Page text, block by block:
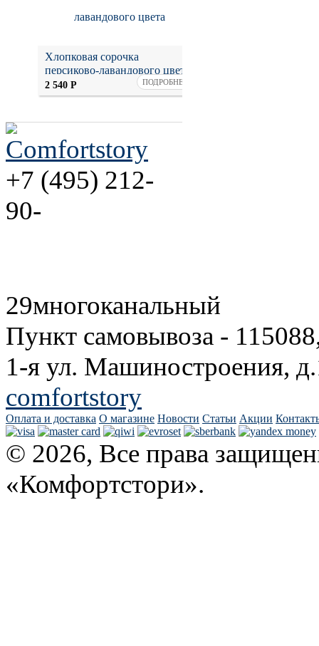
Хлопковая сорочка
персиково-лавандового цвета
2 540 Р ПОДРОБНЕЕ
+7 (495) 212-
90-
29многоканальный
Пункт самовывоза -
1-я ул. Машиностроения,
comfortstory
Оплата и доставка О магазине Новости Статьи Акции
© 2026, Все права
«Комфортстори».